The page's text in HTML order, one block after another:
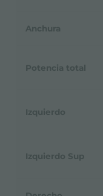
Anchura
Potencia total
Izquierdo
Izquierdo Sup